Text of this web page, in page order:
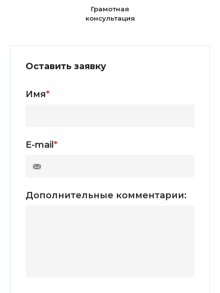
Грамотная
консультация
Оставить заявку
Имя*
E-mail *
Дополнительные комментарии: